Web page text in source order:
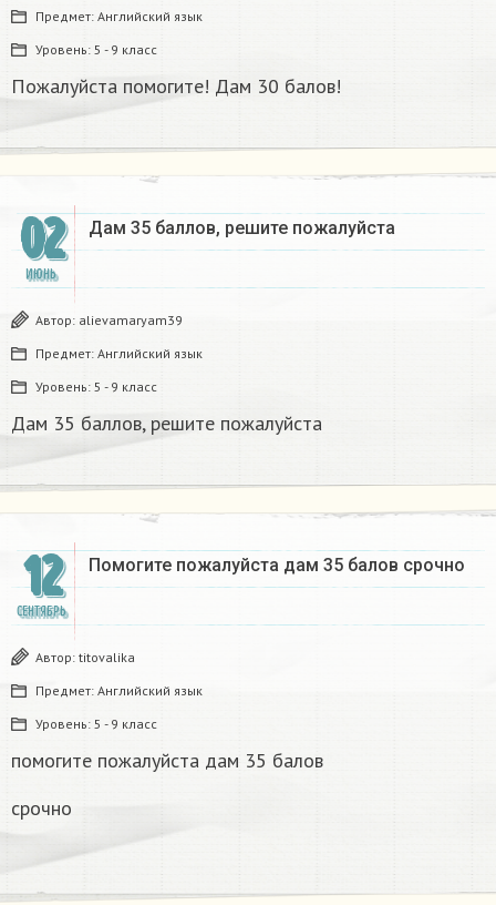
Предмет: Английский язык
Уровень: 5 - 9 класс
Пожалуйста помогите! Дам 30 балов!
02
ИЮНЬ
Дам 35 баллов, решите пожалуйста
Автор: alievamaryam39
Предмет: Английский язык
Уровень: 5 - 9 класс
Дам 35 баллов, решите пожалуйста
12
СЕНТЯБРЬ
Помогите пожалуйста дам 35 балов срочно ​
Автор: titovalika
Предмет: Английский язык
Уровень: 5 - 9 класс
помогите пожалуйста дам 35 балов
срочно